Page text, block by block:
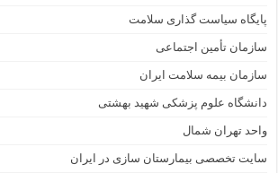
پایگاه سیاست گذاری سلامت
سازمان تأمین اجتماعی
سازمان بیمه سلامت ایران
دانشگاه علوم پزشکی شهید بهشتی
واحد تهران شمال
سایت تخصصی بیمارستان سازی در ایران